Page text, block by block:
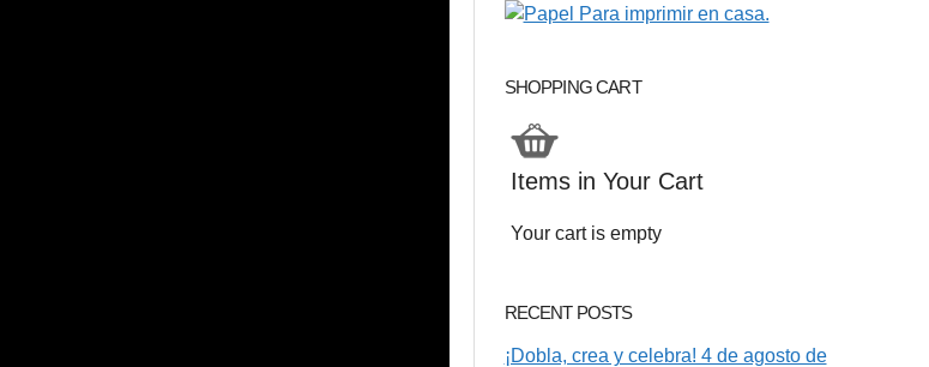
SHOPPING CART
Items in Your Cart
Your cart is empty
RECENT POSTS
¡Dobla, crea y celebra! 4 de agosto de